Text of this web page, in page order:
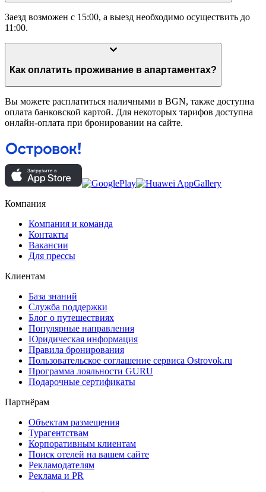
Заезд возможен с 15:00, а выезд необходимо осуществить до
11:00.
Как оплатить проживание в апартаментах?
Вы можете расплатиться наличными в BGN, также доступна
оплата банковской картой. Для некоторых тарифов доступна
онлайн-оплата при бронировании на сайте.
Компания
Компания и команда
Контакты
Вакансии
Для прессы
Клиентам
База знаний
Служба поддержки
Блог о путешествиях
Популярные направления
Юридическая информация
Правила бронирования
Пользовательское соглашение сервиса Ostrovok.ru
Программа лояльности GURU
Подарочные сертификаты
Партнёрам
Объектам размещения
Турагентствам
Корпоративным клиентам
Поиск отелей на вашем сайте
Рекламодателям
Реклама и PR